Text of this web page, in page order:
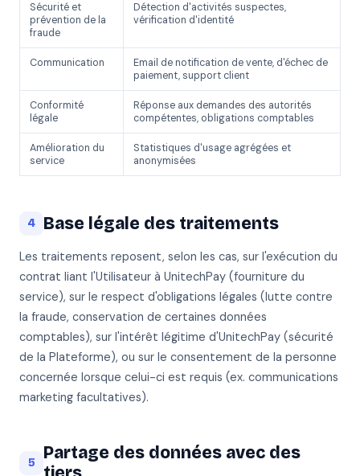
Sécurité et
prévention de la
fraude
Détection d'activités suspectes,
vérification d'identité
Communication
Email de notification de vente, d'échec de
paiement, support client
Conformité
légale
Réponse aux demandes des autorités
compétentes, obligations comptables
Amélioration du
service
Statistiques d'usage agrégées et
anonymisées
4 Base légale des traitements
Les traitements reposent, selon les cas, sur l'exécution du
contrat liant l'Utilisateur à UnitechPay (fourniture du
service), sur le respect d'obligations légales (lutte contre
la fraude, conservation de certaines données
comptables), sur l'intérêt légitime d'UnitechPay (sécurité
de la Plateforme), ou sur le consentement de la personne
concernée lorsque celui-ci est requis (ex. communications
marketing facultatives).
5
Partage des données avec des